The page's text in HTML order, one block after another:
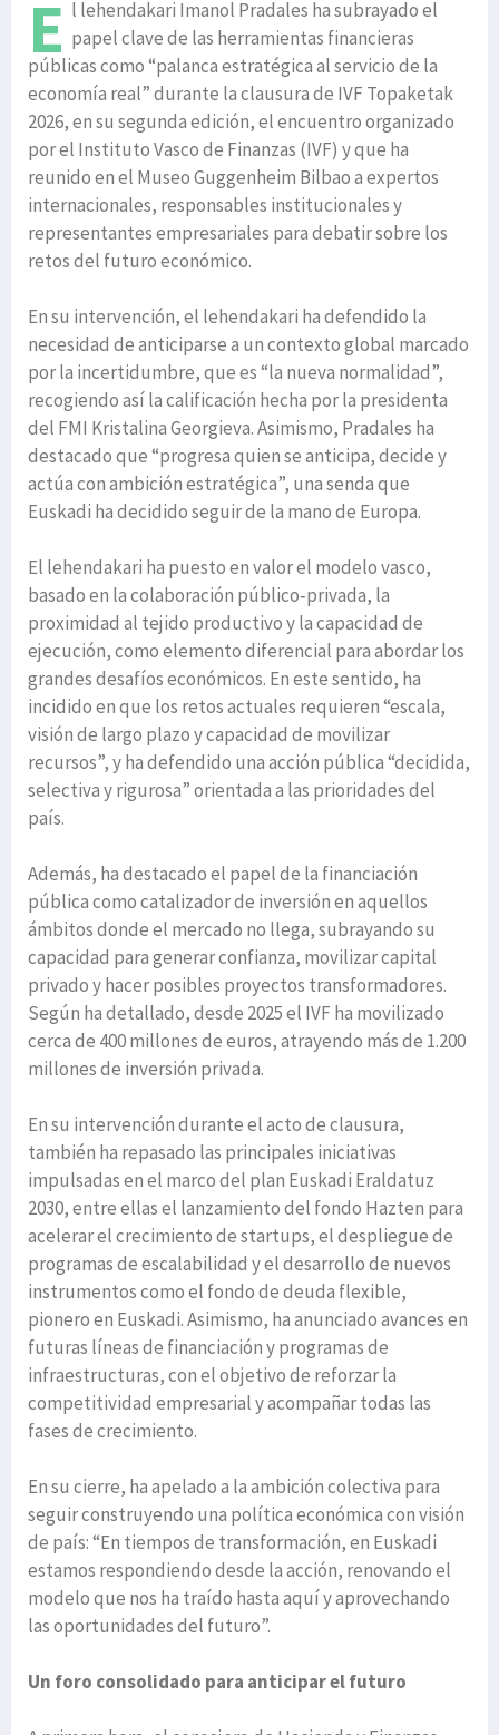
E l lehendakari Imanol Pradales ha subrayado el
papel clave de las herramientas financieras
públicas como “palanca estratégica al servicio de la
economía real” durante la clausura de IVF Topaketak
2026, en su segunda edición, el encuentro organizado
por el Instituto Vasco de Finanzas (IVF) y que ha
reunido en el Museo Guggenheim Bilbao a expertos
internacionales, responsables institucionales y
representantes empresariales para debatir sobre los
retos del futuro económico.
En su intervención, el lehendakari ha defendido la
necesidad de anticiparse a un contexto global marcado
por la incertidumbre, que es “la nueva normalidad”,
recogiendo así la calificación hecha por la presidenta
del FMI Kristalina Georgieva. Asimismo, Pradales ha
destacado que “progresa quien se anticipa, decide y
actúa con ambición estratégica”, una senda que
Euskadi ha decidido seguir de la mano de Europa.
El lehendakari ha puesto en valor el modelo vasco,
basado en la colaboración público‑privada, la
proximidad al tejido productivo y la capacidad de
ejecución, como elemento diferencial para abordar los
grandes desafíos económicos. En este sentido, ha
incidido en que los retos actuales requieren “escala,
visión de largo plazo y capacidad de movilizar
recursos”, y ha defendido una acción pública “decidida,
selectiva y rigurosa” orientada a las prioridades del
país.
Además, ha destacado el papel de la financiación
pública como catalizador de inversión en aquellos
ámbitos donde el mercado no llega, subrayando su
capacidad para generar confianza, movilizar capital
privado y hacer posibles proyectos transformadores.
Según ha detallado, desde 2025 el IVF ha movilizado
cerca de 400 millones de euros, atrayendo más de 1.200
millones de inversión privada.
En su intervención durante el acto de clausura,
también ha repasado las principales iniciativas
impulsadas en el marco del plan Euskadi Eraldatuz
2030, entre ellas el lanzamiento del fondo Hazten para
acelerar el crecimiento de startups, el despliegue de
programas de escalabilidad y el desarrollo de nuevos
instrumentos como el fondo de deuda flexible,
pionero en Euskadi. Asimismo, ha anunciado avances en
futuras líneas de financiación y programas de
infraestructuras, con el objetivo de reforzar la
competitividad empresarial y acompañar todas las
fases de crecimiento.
En su cierre, ha apelado a la ambición colectiva para
seguir construyendo una política económica con visión
de país: “En tiempos de transformación, en Euskadi
estamos respondiendo desde la acción, renovando el
modelo que nos ha traído hasta aquí y aprovechando
las oportunidades del futuro”.
Un foro consolidado para anticipar el futuro